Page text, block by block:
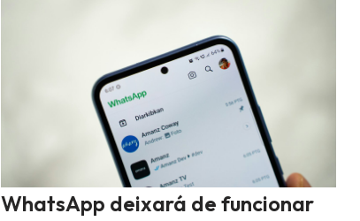
WhatsApp deixará de funcionar